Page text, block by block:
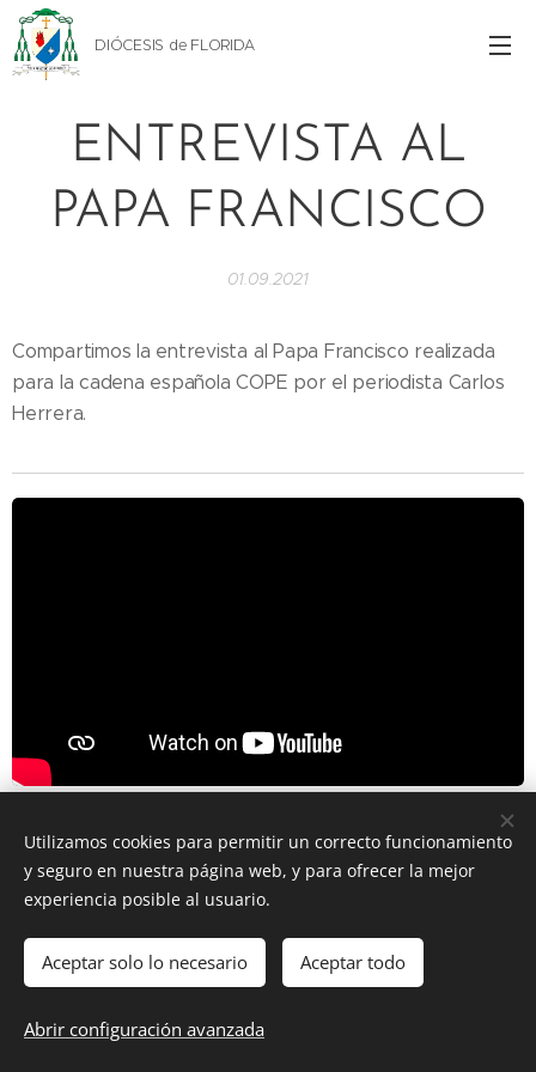
DIÓCESIS de FLORIDA
ENTREVISTA AL
PAPA FRANCISCO
01.09.2021
Compartimos la entrevista al Papa Francisco realizada
para la cadena española COPE por el periodista Carlos
Herrera.
Share
@ Diócesis Florida 2025
Utilizamos cookies para permitir un correcto funcionamiento
y seguro en nuestra página web, y para ofrecer la mejor
experiencia posible al usuario.
Aceptar solo lo necesario Aceptar todo
Abrir configuración avanzada